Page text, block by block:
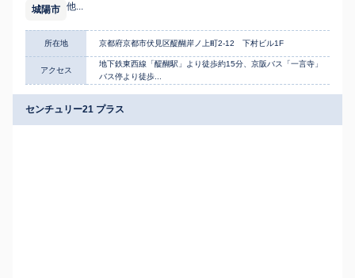
城陽市 他...
所在地 京都府京都市伏見区醍醐岸ノ上町2-12 下村ビル1F
アクセス
地下鉄東西線「醍醐駅」より徒歩約15分、京阪バス「一言寺」
バス停より徒歩...
センチュリー21 プラス